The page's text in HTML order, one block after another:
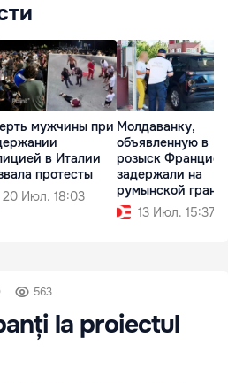
мужчины при
в Италии
протесты
20 Июл. 18:03
Молдаванку,
объявленную в
розыск
задержали на
румынской
13 Июл. 15:37
563
la proiectul